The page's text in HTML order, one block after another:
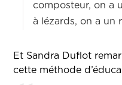
composteur, on a
à lézards, on a un
Et Sandra Duflot
cette méthode